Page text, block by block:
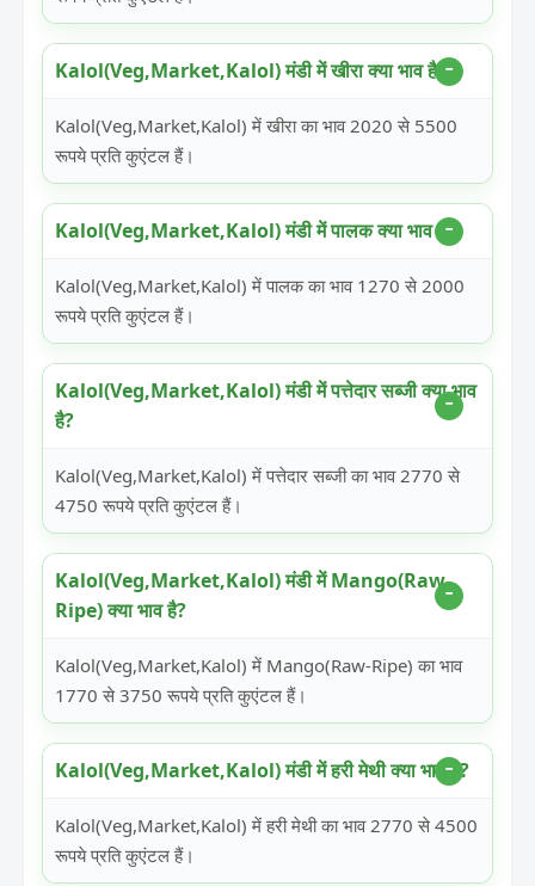
Kalol(Veg,Market,Kalol) मंडी में खीरा क्या भाव है?
Kalol(Veg,Market,Kalol) में खीरा का भाव 2020 से 5500
रूपये प्रति कुएंटल हैं।
Kalol(Veg,Market,Kalol) मंडी में पालक क्या भाव है?
Kalol(Veg,Market,Kalol) में पालक का भाव 1270 से 2000
रूपये प्रति कुएंटल हैं।
Kalol(Veg,Market,Kalol) मंडी में पत्तेदार सब्जी क्या भाव
है?
Kalol(Veg,Market,Kalol) में पत्तेदार सब्जी का भाव 2770 से
4750 रूपये प्रति कुएंटल हैं।
Kalol(Veg,Market,Kalol) मंडी में Mango(Raw-
Ripe) क्या भाव है?
Kalol(Veg,Market,Kalol) में Mango(Raw-Ripe) का भाव
1770 से 3750 रूपये प्रति कुएंटल हैं।
Kalol(Veg,Market,Kalol) मंडी में हरी मेथी क्या भाव है?
Kalol(Veg,Market,Kalol) में हरी मेथी का भाव 2770 से 4500
रूपये प्रति कुएंटल हैं।